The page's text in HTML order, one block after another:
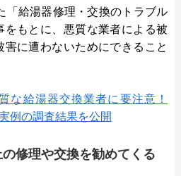
「給湯器修理・交換のトラブル
をもとに、悪質な業者による被
に遭わないためにできること
な給湯器交換業者に要注意！
例の調査結果を公開
修理や交換を勧めてくる